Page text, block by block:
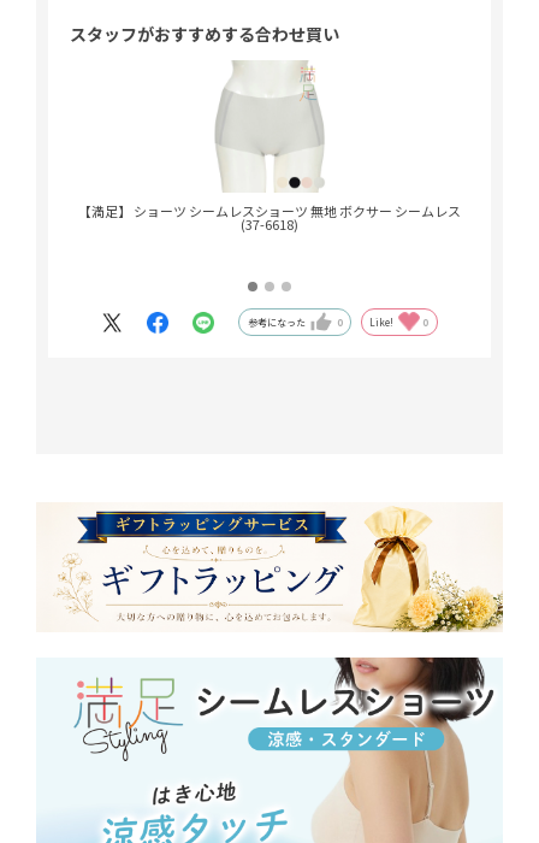
スタッフがおすすめする合わせ買い
【満足】 ショーツ シームレスショーツ 無地 ボクサー シームレス
(37-6618)
参考になった 0 Like! 0